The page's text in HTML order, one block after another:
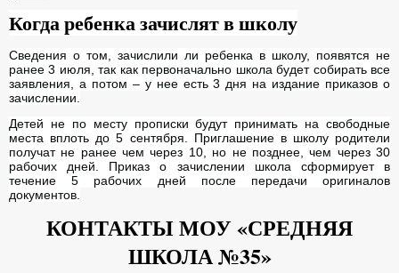
Когда ребенка зачислят в школу
Сведения о том, зачислили ли ребенка в школу, появятся не
ранее 3 июля, так как первоначально школа будет собирать все
заявления, а потом – у нее есть 3 дня на издание приказов о
зачислении.
Детей не по месту прописки будут принимать на свободные
места вплоть до 5 сентября. Приглашение в школу родители
получат не ранее чем через 10, но не позднее, чем через 30
рабочих дней. Приказ о зачислении школа сформирует в
течение 5 рабочих дней после передачи оригиналов
документов.
КОНТАКТЫ МОУ «СРЕДНЯЯ
ШКОЛА №35»